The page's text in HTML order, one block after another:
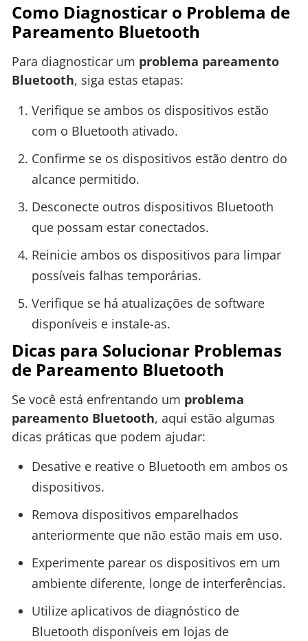
Como Diagnosticar o Problema de
Pareamento Bluetooth
Para diagnosticar um problema pareamento
Bluetooth, siga estas etapas:
Verifique se ambos os dispositivos estão
com o Bluetooth ativado.
Confirme se os dispositivos estão dentro do
alcance permitido.
Desconecte outros dispositivos Bluetooth
que possam estar conectados.
Reinicie ambos os dispositivos para limpar
possíveis falhas temporárias.
Verifique se há atualizações de software
disponíveis e instale-as.
Dicas para Solucionar Problemas
de Pareamento Bluetooth
Se você está enfrentando um problema
pareamento Bluetooth, aqui estão algumas
dicas práticas que podem ajudar:
Desative e reative o Bluetooth em ambos os
dispositivos.
Remova dispositivos emparelhados
anteriormente que não estão mais em uso.
Experimente parear os dispositivos em um
ambiente diferente, longe de interferências.
Utilize aplicativos de diagnóstico de
Bluetooth disponíveis em lojas de